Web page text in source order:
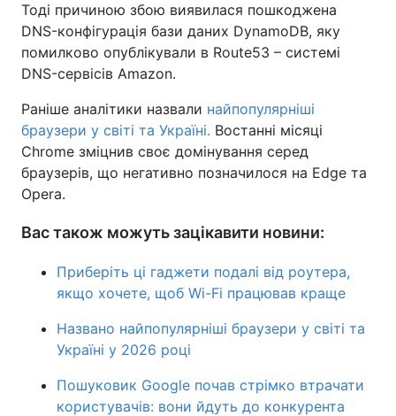
Тоді причиною збою виявилася пошкоджена
DNS-конфігурація бази даних DynamoDB, яку
помилково опублікували в Route53 – системі
DNS-сервісів Amazon.
Раніше аналітики назвали найпопулярніші
браузери у світі та Україні. Востанні місяці
Chrome зміцнив своє домінування серед
браузерів, що негативно позначилося на Edge та
Opera.
Вас також можуть зацікавити новини:
Приберіть ці гаджети подалі від роутера,
якщо хочете, щоб Wi-Fi працював краще
Названо найпопулярніші браузери у світі та
Україні у 2026 році
Пошуковик Google почав стрімко втрачати
користувачів: вони йдуть до конкурента